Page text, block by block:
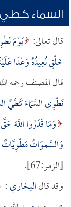
السماء
قال تعالى: يَوْمَ
خَلْقٍ نُعِيدُهُ وَعْدًا
قال المصنف رحمه
نَطْوِي السَّمَاءَ كَطَيِّ
وَمَا قَدَرُوا اللَّهَ
وَالسَّموَاتُ مَطْوِيَّاتٌ
[الزمر:67].
وقد قالالبخاري: